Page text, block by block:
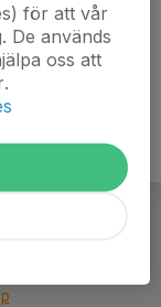
för att vår
De används
oss att